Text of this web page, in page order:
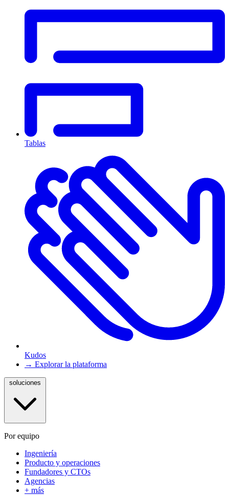
Tablas
Kudos
→ Explorar la plataforma
Por equipo
Ingeniería
Producto y operaciones
Fundadores y CTOs
Agencias
+ más